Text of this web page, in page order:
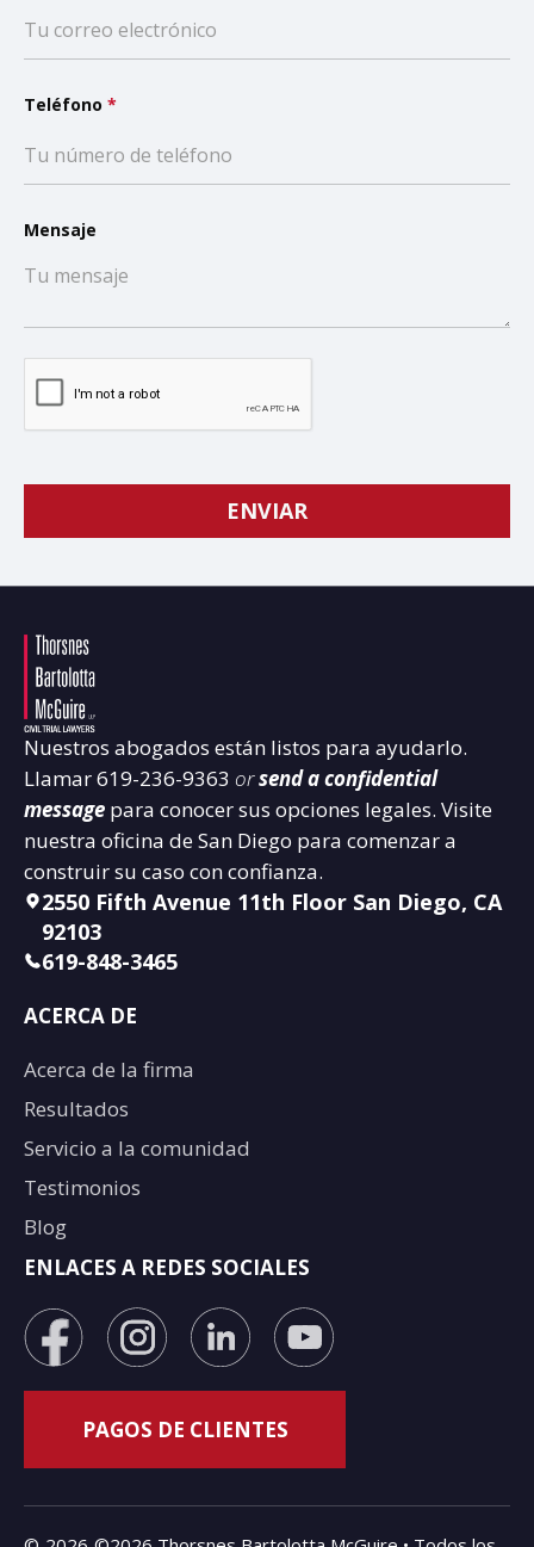
Teléfono *
Mensaje
Nuestros abogados están listos para ayudarlo.
Llamar619-236-9363 orsend a confidential
message para conocer sus opciones legales. Visite
nuestra oficina de San Diego para comenzar a
construir su caso con confianza.
2550 Fifth Avenue 11th Floor San Diego, CA
92103
619-848-3465
ACERCA DE
Acerca de la firma
Resultados
Servicio a la comunidad
Testimonios
Blog
ENLACES A REDES SOCIALES